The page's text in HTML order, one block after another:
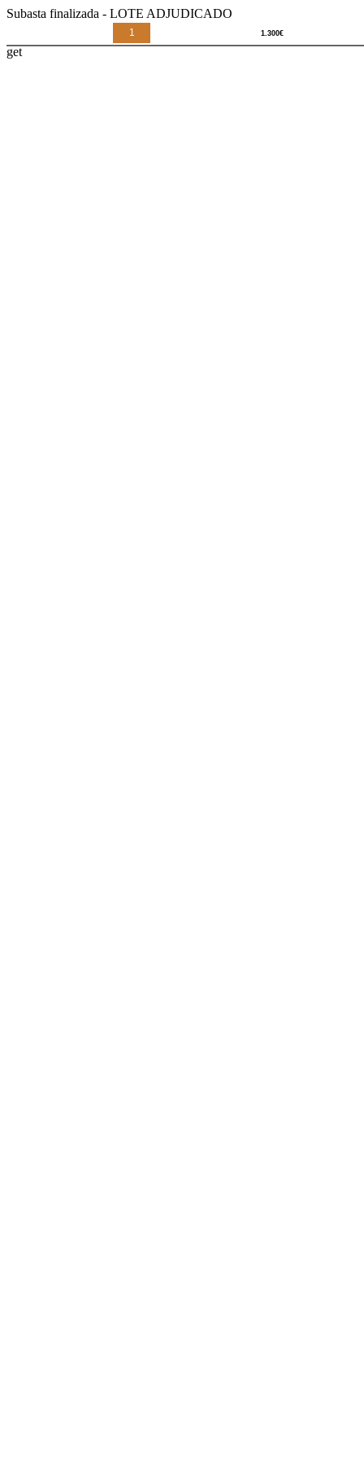
Subasta finalizada - LOTE ADJUDICADO
1
get